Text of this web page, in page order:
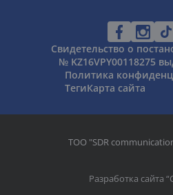
Свидетельство о
№ KZ16VPY00118275
Политика
ТегиКарта сайта
ТОО "SDR
Разработка сайта “